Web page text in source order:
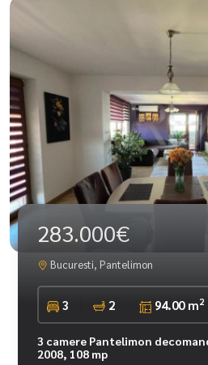
283.000€
Bucuresti, Pantelimon
3 2 94.00 m2
3 camere Pantelimon
2008, 108 mp